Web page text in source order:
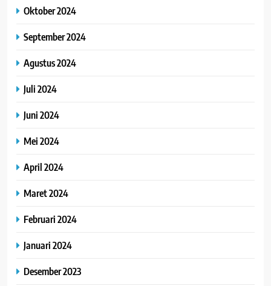
Oktober 2024
September 2024
Agustus 2024
Juli 2024
Juni 2024
Mei 2024
April 2024
Maret 2024
Februari 2024
Januari 2024
Desember 2023